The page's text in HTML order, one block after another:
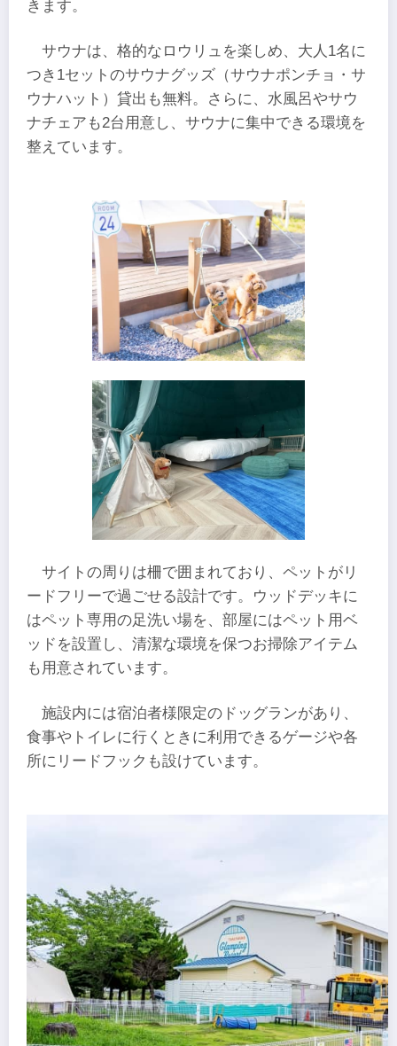
きます。
サウナは、格的なロウリュを楽しめ、大人1名に
つき1セットのサウナグッズ（サウナポンチョ・サ
ウナハット）貸出も無料。さらに、水風呂やサウ
ナチェアも2台用意し、サウナに集中できる環境を
整えています。
サイトの周りは柵で囲まれており、ペットがリ
ードフリーで過ごせる設計です。ウッドデッキに
はペット専用の足洗い場を、部屋にはペット用ベ
ッドを設置し、清潔な環境を保つお掃除アイテム
も用意されています。
施設内には宿泊者様限定のドッグランがあり、
食事やトイレに行くときに利用できるゲージや各
所にリードフックも設けています。